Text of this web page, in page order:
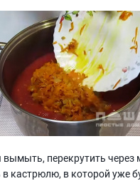
перекрутить через
кастрюлю, в которой уже